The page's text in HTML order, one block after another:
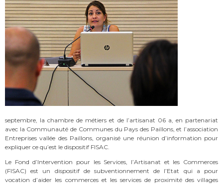
septembre, la chambre de métiers et de l’artisanat 06 a, en partenariat
avec la Communauté de Communes du Pays des Paillons, et l’association
Entreprises vallée des Paillons, organisé une réunion d’information pour
expliquer ce qu’est le dispositif FISAC.
Le Fond d’Intervention pour les Services, l’Artisanat et les Commerces
(FISAC) est un dispositif de subventionnement de l’Etat qui a pour
vocation d’aider les commerces et les services de proximité des villages